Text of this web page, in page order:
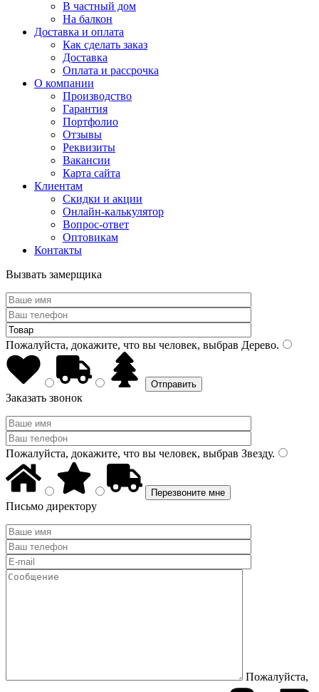
В частный дом
На балкон
Доставка и оплата
Как сделать заказ
Доставка
Оплата и рассрочка
О компании
Производство
Гарантия
Портфолио
Отзывы
Реквизиты
Вакансии
Карта сайта
Клиентам
Скидки и акции
Онлайн-калькулятор
Вопрос-ответ
Оптовикам
Контакты
Вызвать замерщика
Пожалуйста, докажите, что вы человек, выбрав Дерево.
Заказать звонок
Пожалуйста, докажите, что вы человек, выбрав Звезду.
Письмо директору
Пожалуйста,